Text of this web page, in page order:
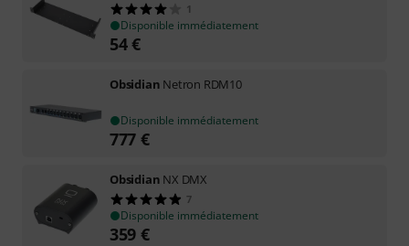
1
Disponible immédiatement
54€
Obsidian Netron RDM10
Disponible immédiatement
777 €
Obsidian NX DMX
7
Disponible immédiatement
359 €